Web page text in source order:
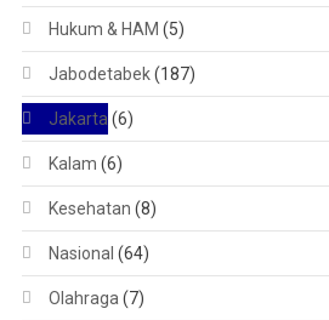
Hukum & HAM (5)
Jabodetabek(187)
Jakarta (6)
Kalam (6)
Kesehatan (8)
Nasional (64)
Olahraga (7)